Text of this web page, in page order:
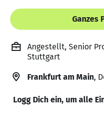
Ganzes
Angestellt, Senior
Stuttgart
Frankfurt am Main,
Logg Dich ein, um alle